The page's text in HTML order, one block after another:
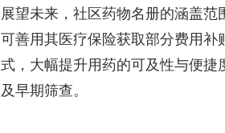
展望未来，社区药物名册的涵盖
可善用其医疗保险获取部分费用补
式，大幅提升用药的可及性与便
及早期筛查。